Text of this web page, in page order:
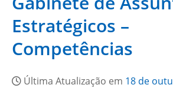
Estratégicos –
Competências
Última Atualização em 18 de